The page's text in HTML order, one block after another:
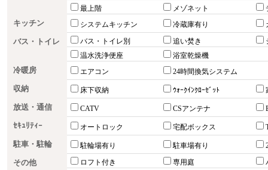
最上階
メゾネット
キッチン システムキッチン 冷蔵庫有り
バス・トイレ バス・トイレ別 追い焚き
温水洗浄便座
浴室乾燥機
冷暖房 エアコン 24時間換気システム
収納 床下収納 ｳｫｰｸｲﾝｸﾛｰｾﾞｯﾄ
放送・通信 CATV CSアンテナ
ｾｷｭﾘﾃｨｰ オートロック 宅配ボックス
駐車・駐輪 駐輪場有り 駐車場有り
その他 ロフト付き 専用庭